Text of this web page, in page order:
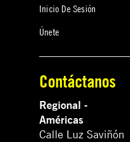
Inicio De Sesión
Únete
Contáctanos
Regional -
Américas
Calle Luz Saviñón